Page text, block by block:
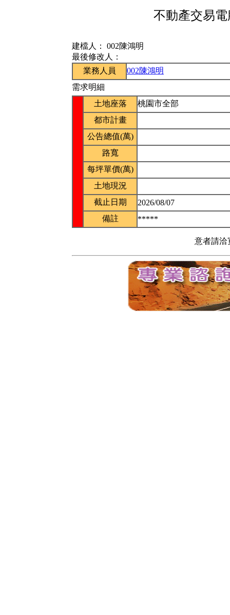
不動產交易
建檔人： 002陳鴻明
最後修改人：
業務人員
002陳鴻明
需求明細
土地座落
桃園市全部
都市計畫
公告總值(萬)
路寬
每坪單價(萬)
土地現況
截止日期
2026/08/07
備註
*****
意者請洽